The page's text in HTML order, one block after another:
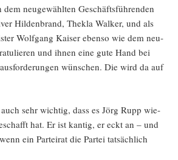
neu­ge­wähl­ten Geschäfts­füh­ren­den
Hil­den­brand, Thek­la Wal­ker, und als
Wolf­gang Kai­ser eben­so wie dem neu­
und ihnen eine gute Hand bei
wün­schen. Die wird da auf
sehr wich­tig, dass es Jörg Rupp wie­
hat. Er ist kan­tig, er eckt an – und
ein Par­tei­rat die Par­tei tat­säch­lich